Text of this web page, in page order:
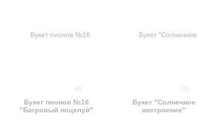
(0)
Букет пионов №16
"Багровый поцелуй"
(0)
Букет "Солнечное
настроение"